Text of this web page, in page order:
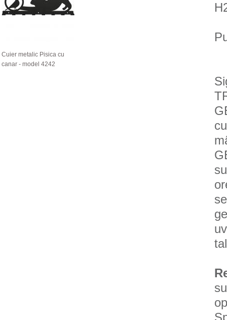
Cuier metalic Pisica cu
canar - model 4242